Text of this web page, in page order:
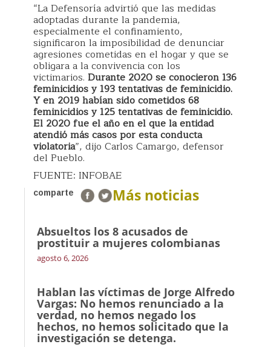
“La Defensoría advirtió que las medidas
adoptadas durante la pandemia,
especialmente el confinamiento,
significaron la imposibilidad de denunciar
agresiones cometidas en el hogar y que se
obligara a la convivencia con los
victimarios. Durante 2020 se conocieron 136
feminicidios y 193 tentativas de feminicidio.
Y en 2019 habían sido cometidos 68
feminicidios y 125 tentativas de feminicidio.
El 2020 fue el año en el que la entidad
atendió más casos por esta conducta
violatoria”, dijo Carlos Camargo, defensor
del Pueblo.
FUENTE: INFOBAE
comparte Más noticias
Absueltos los 8 acusados de
prostituir a mujeres colombianas
agosto 6, 2026
Hablan las víctimas de Jorge Alfredo
Vargas: No hemos renunciado a la
verdad, no hemos negado los
hechos, no hemos solicitado que la
investigación se detenga.